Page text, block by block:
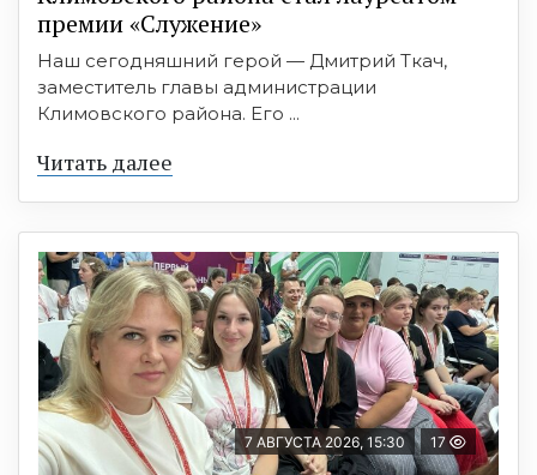
премии «Служение»
Наш сегодняшний герой — Дмитрий Ткач,
заместитель главы администрации
Климовского района. Его ...
Читать далее
7 АВГУСТА 2026, 15:30 17